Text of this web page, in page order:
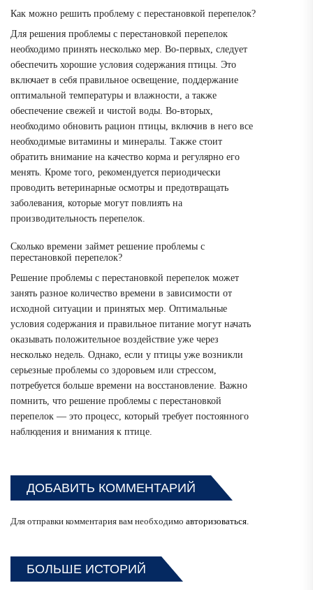
Как можно решить проблему с перестановкой перепелок?
Для решения проблемы с перестановкой перепелок
необходимо принять несколько мер. Во-первых, следует
обеспечить хорошие условия содержания птицы. Это
включает в себя правильное освещение, поддержание
оптимальной температуры и влажности, а также
обеспечение свежей и чистой воды. Во-вторых,
необходимо обновить рацион птицы, включив в него все
необходимые витамины и минералы. Также стоит
обратить внимание на качество корма и регулярно его
менять. Кроме того, рекомендуется периодически
проводить ветеринарные осмотры и предотвращать
заболевания, которые могут повлиять на
производительность перепелок.
Сколько времени займет решение проблемы с
перестановкой перепелок?
Решение проблемы с перестановкой перепелок может
занять разное количество времени в зависимости от
исходной ситуации и принятых мер. Оптимальные
условия содержания и правильное питание могут начать
оказывать положительное воздействие уже через
несколько недель. Однако, если у птицы уже возникли
серьезные проблемы со здоровьем или стрессом,
потребуется больше времени на восстановление. Важно
помнить, что решение проблемы с перестановкой
перепелок — это процесс, который требует постоянного
наблюдения и внимания к птице.
ДОБАВИТЬ КОММЕНТАРИЙ
Для отправки комментария вам необходимо авторизоваться.
БОЛЬШЕ ИСТОРИЙ